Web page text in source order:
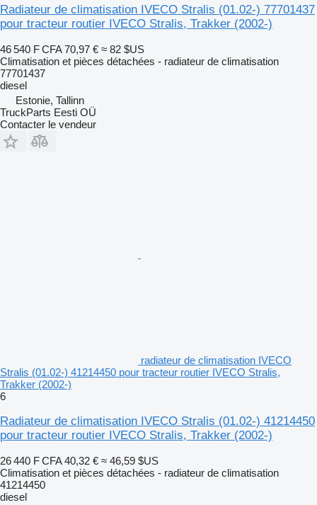
Radiateur de climatisation IVECO Stralis (01.02-) 77701437
pour tracteur routier IVECO Stralis, Trakker (2002-)
46 540 F CFA 70,97 € ≈ 82 $US
Climatisation et pièces détachées - radiateur de climatisation
77701437
diesel
Estonie, Tallinn
TruckParts Eesti OÜ
Contacter le vendeur
radiateur de climatisation IVECO
Stralis (01.02-) 41214450 pour tracteur routier IVECO Stralis,
Trakker (2002-)
6
Radiateur de climatisation IVECO Stralis (01.02-) 41214450
pour tracteur routier IVECO Stralis, Trakker (2002-)
26 440 F CFA 40,32 € ≈ 46,59 $US
Climatisation et pièces détachées - radiateur de climatisation
41214450
diesel